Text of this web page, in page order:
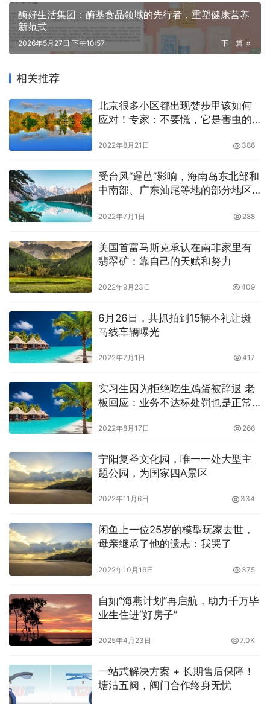
酶好生活集团：酶基食品领域的先行者，重塑健康营养
新范式
下一篇
2026年5月27日 下午10:57
相关推荐
北京很多小区都出现婪步甲该如何
应对！专家：不要慌，它是害虫的
2022年8月21日 386
受台风“暹芭”影响，海南岛东北部和
中南部、广东汕尾等地的部分地区
2022年7月1日 288
美国首富马斯克承认在南非家里有
翡翠矿：靠自己的天赋和努力
2022年9月23日 409
6月26日，共抓拍到15辆不礼让斑
马线车辆曝光
2022年7月1日 417
实习生因为拒绝吃生鸡蛋被辞退 老
板回应：业务不达标处罚也是正常
2022年8月17日 266
宁阳复圣文化园，唯一一处大型主
题公园，为国家四A景区
2022年11月6日 334
闲鱼上一位25岁的模型玩家去世，
母亲继承了他的遗志：我哭了
2022年10月16日 375
自如“海燕计划”再启航，助力千万毕
业生住进“好房子”
2025年4月23日 7.0K
一站式解决方案 + 长期售后保障！
塘沽五阀，阀门合作终身无忧